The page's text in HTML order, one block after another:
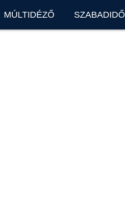
MÚLTIDÉZŐ SZABADIDŐ